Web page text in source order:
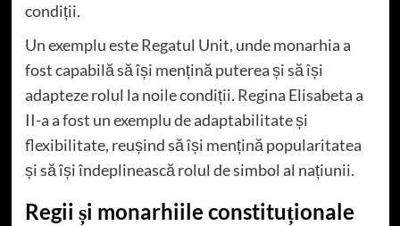
condiții.
Un exemplu este Regatul Unit, unde monarhia a
fost capabilă să își mențină puterea și să își
adapteze rolul la noile condiții. Regina Elisabeta a
II-a a fost un exemplu de adaptabilitate și
flexibilitate, reușind să își mențină popularitatea
și să își îndeplinească rolul de simbol al națiunii.
Regii și monarhiile constituționale